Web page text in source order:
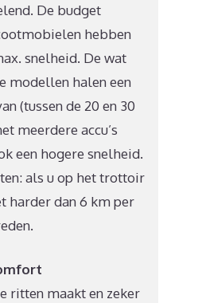
De budget
hebben
snelheid. De wat
modellen halen een
(tussen de 20 en 30
meerdere accu’s
een hogere snelheid.
als u op het trottoir
harder dan 6 km per
ritten maakt en zeker